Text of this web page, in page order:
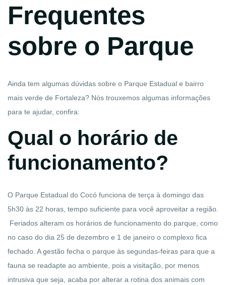
Frequentes
sobre o Parque
Ainda tem algumas dúvidas sobre o Parque Estadual e bairro
mais verde de Fortaleza? Nós trouxemos algumas informações
para te ajudar, confira:
Qual o horário de
funcionamento?
O Parque Estadual do Cocó funciona de terça à domingo das
5h30 às 22 horas, tempo suficiente para você aproveitar a região.
Feriados alteram os horários de funcionamento do parque, como
no caso do dia 25 de dezembro e 1 de janeiro o complexo fica
fechado. A gestão fecha o parque às segundas-feiras para que a
fauna se readapte ao ambiente, pois a visitação, por menos
intrusiva que seja, acaba por alterar a rotina dos animais com